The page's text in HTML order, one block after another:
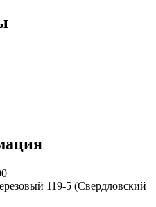
119-5 (Свердловский